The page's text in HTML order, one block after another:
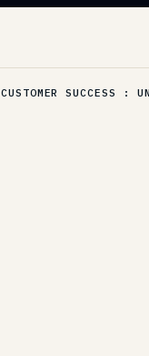
CUSTOMER SUCCESS :